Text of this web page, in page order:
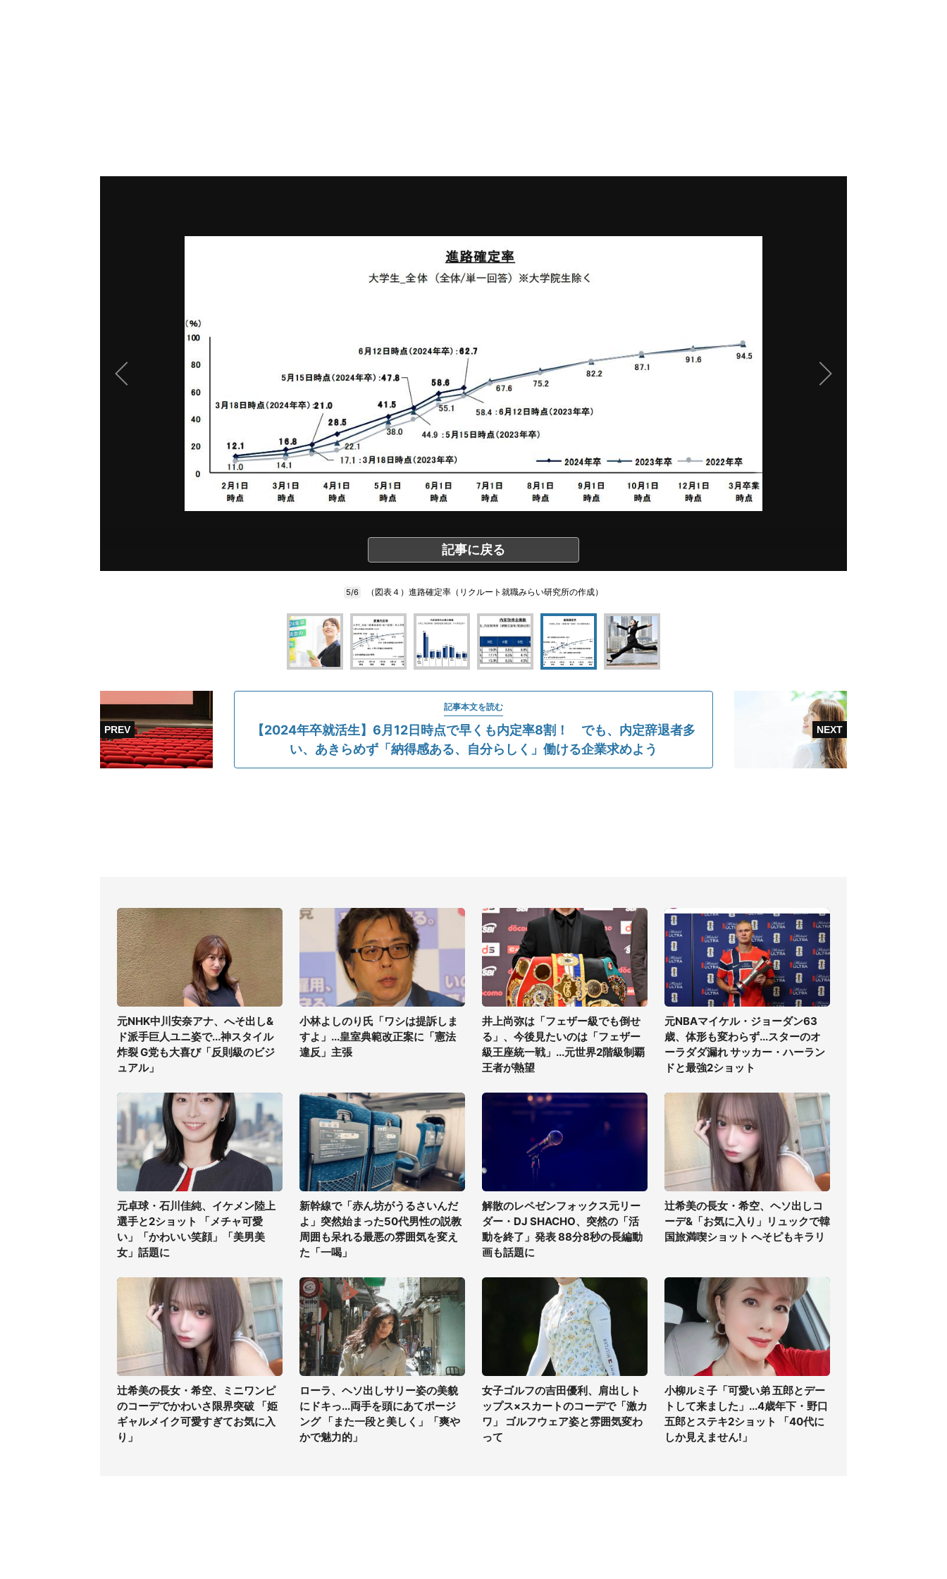
記事に戻る
5/6 （図表４）進路確定率（リクルート就職みらい研究所の作成）
記事本文を読む
【2024年卒就活生】6月12日時点で早くも内定率8割！ でも、内定辞退者多
い、あきらめず「納得感ある、自分らしく」働ける企業求めよう
元NHK中川安奈アナ、へそ出し&
ド派手巨人ユニ姿で...神スタイル
炸裂 G党も大喜び「反則級のビジ
ュアル」
小林よしのり氏「ワシは提訴しま
すよ」...皇室典範改正案に「憲法
違反」主張
井上尚弥は「フェザー級でも倒せ
る」、今後見たいのは「フェザー
級王座統一戦」...元世界2階級制覇
王者が熱望
元NBAマイケル・ジョーダン63
歳、体形も変わらず...スターのオ
ーラダダ漏れ サッカー・ハーラン
ドと最強2ショット
元卓球・石川佳純、イケメン陸上
選手と2ショット 「メチャ可愛
い」「かわいい笑顔」「美男美
女」話題に
新幹線で「赤ん坊がうるさいんだ
よ」突然始まった50代男性の説教
周囲も呆れる最悪の雰囲気を変え
た「一喝」
解散のレペゼンフォックス元リー
ダー・DJ SHACHO、突然の「活
動を終了」発表 88分8秒の長編動
画も話題に
辻希美の長女・希空、ヘソ出しコ
ーデ&「お気に入り」リュックで韓
国旅満喫ショット へそピもキラリ
辻希美の長女・希空、ミニワンピ
のコーデでかわいさ限界突破 「姫
ギャルメイク可愛すぎてお気に入
り」
ローラ、ヘソ出しサリー姿の美貌
にドキっ...両手を頭にあてポージ
ング 「また一段と美しく」「爽や
かで魅力的」
女子ゴルフの吉田優利、肩出しト
ップス×スカートのコーデで「激カ
ワ」 ゴルフウェア姿と雰囲気変わ
って
小柳ルミ子「可愛い弟 五郎とデー
トして来ました」...4歳年下・野口
五郎とステキ2ショット 「40代に
しか見えません!」